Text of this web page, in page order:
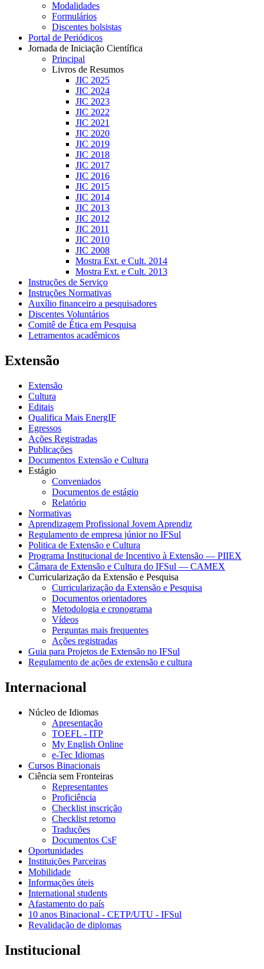
Modalidades
Formulários
Discentes bolsistas
Portal de Periódicos
Jornada de Iniciação Científica
Principal
Livros de Resumos
JIC 2025
JIC 2024
JIC 2023
JIC 2022
JIC 2021
JIC 2020
JIC 2019
JIC 2018
JIC 2017
JIC 2016
JIC 2015
JIC 2014
JIC 2013
JIC 2012
JIC 2011
JIC 2010
JIC 2008
Mostra Ext. e Cult. 2014
Mostra Ext. e Cult. 2013
Instruções de Serviço
Instruções Normativas
Auxílio financeiro a pesquisadores
Discentes Voluntários
Comitê de Ética em Pesquisa
Letramentos acadêmicos
Extensão
Extensão
Cultura
Editais
Qualifica Mais EnergIF
Egressos
Ações Registradas
Publicações
Documentos Extensão e Cultura
Estágio
Conveniados
Documentos de estágio
Relatório
Normativas
Aprendizagem Profissional Jovem Aprendiz
Regulamento de empresa júnior no IFSul
Politica de Extensão e Cultura
Programa Institucional de Incentivo à Extensão — PIIEX
Câmara de Extensão e Cultura do IFSul — CAMEX
Curricularização da Extensão e Pesquisa
Curricularização da Extensão e Pesquisa
Documentos orientadores
Metodologia e cronograma
Vídeos
Perguntas mais frequentes
Ações registradas
Guia para Projetos de Extensão no IFSul
Regulamento de ações de extensão e cultura
Internacional
Núcleo de Idiomas
Apresentação
TOEFL - ITP
My English Online
e-Tec Idiomas
Cursos Binacionais
Ciência sem Fronteiras
Representantes
Proficiência
Checklist inscrição
Checklist retorno
Traduções
Documentos CsF
Oportunidades
Instituições Parceiras
Mobilidade
Informações úteis
International students
Afastamento do país
10 anos Binacional - CETP/UTU - IFSul
Revalidação de diplomas
Institucional